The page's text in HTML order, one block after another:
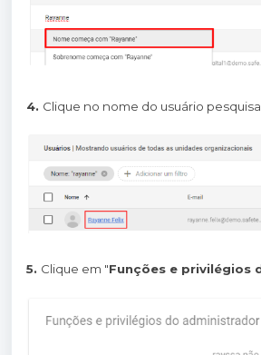
4. Clique no nome do usuário
5. Clique em "Funções e privilégios